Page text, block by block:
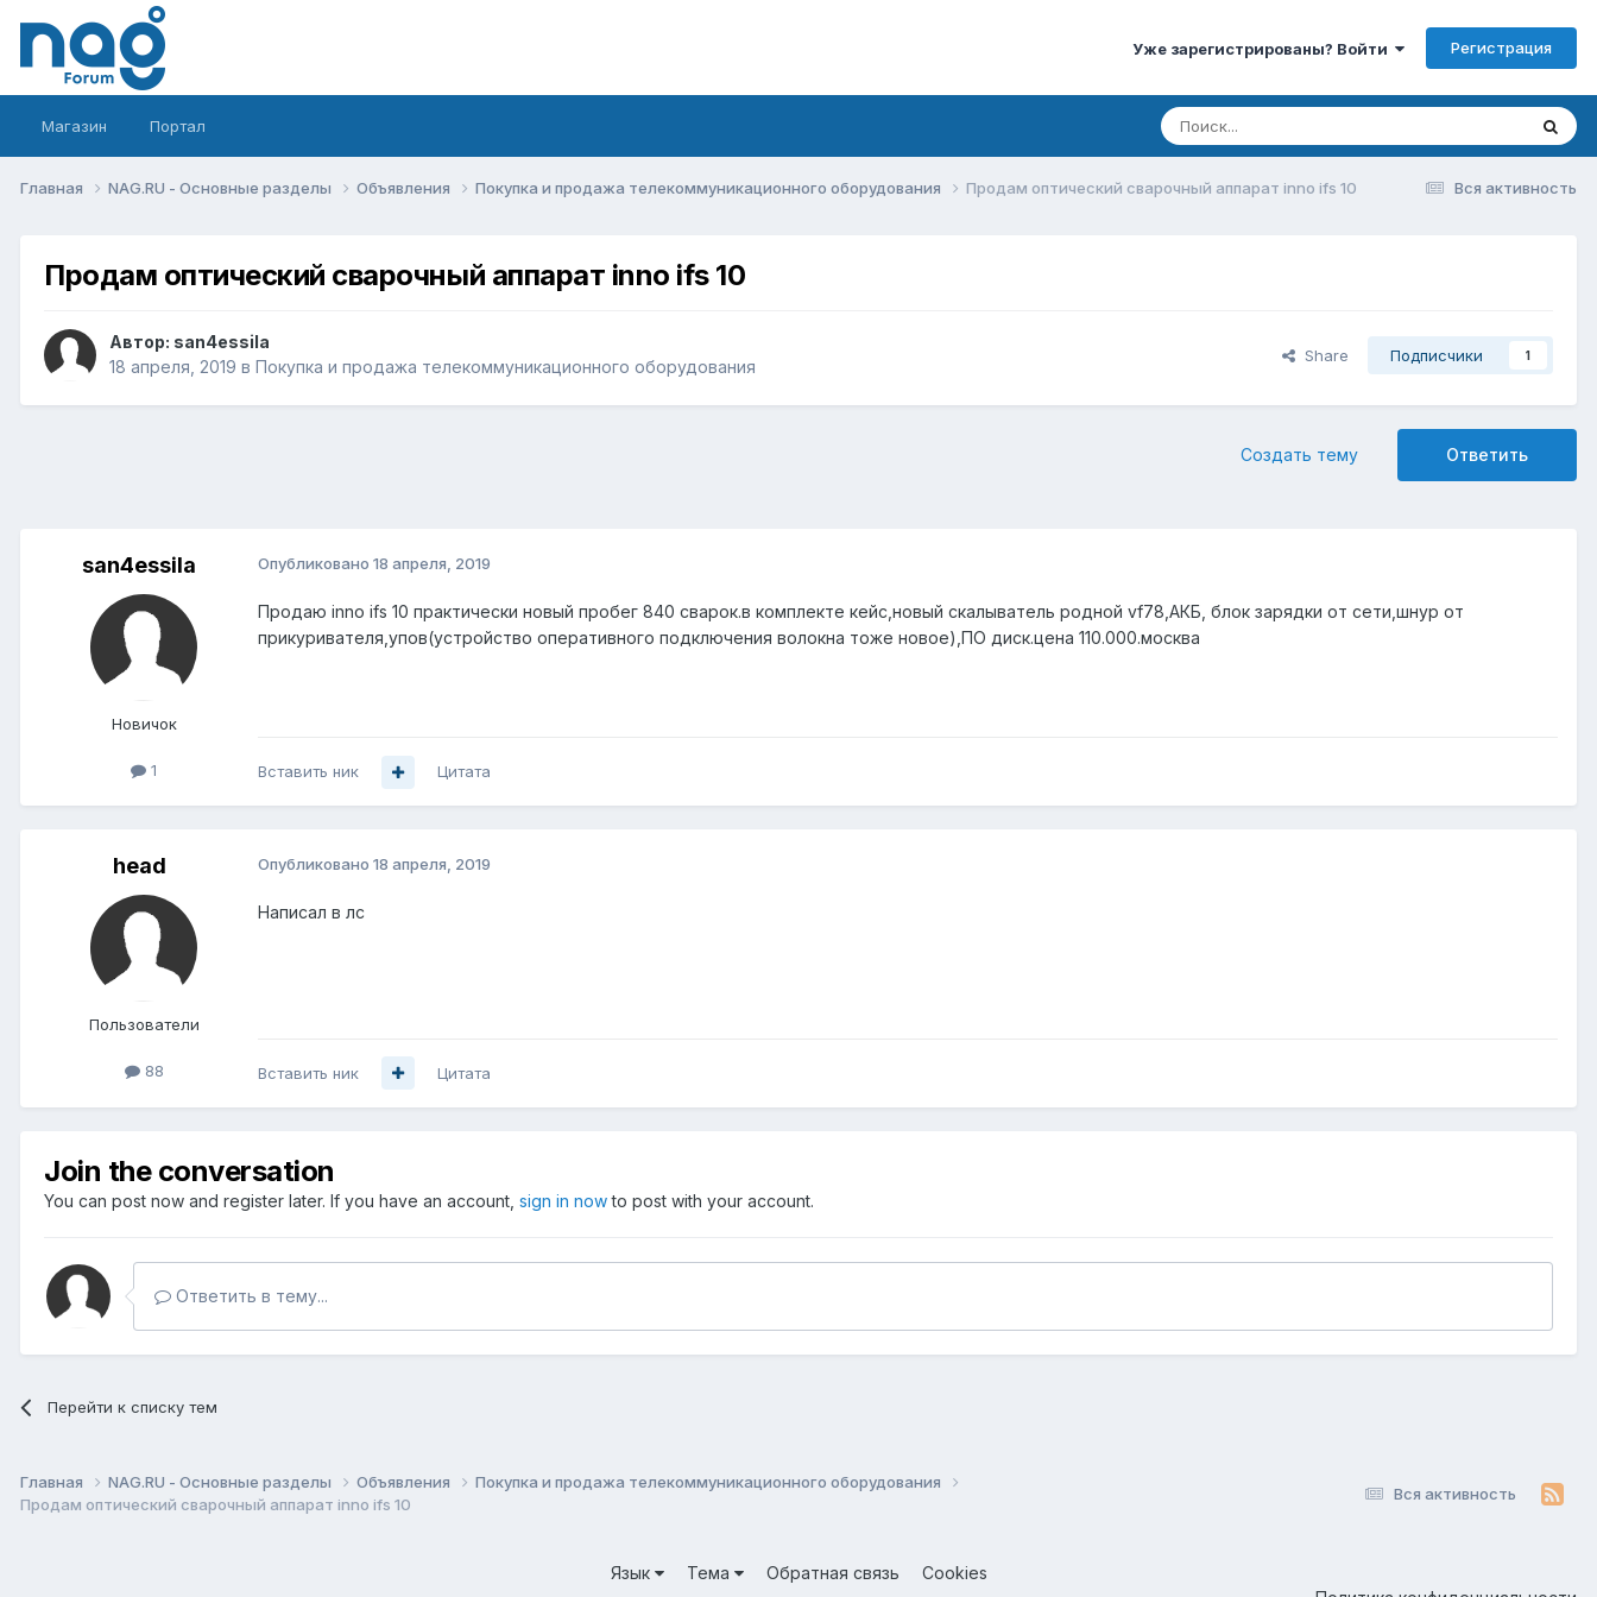
Уже зарегистрированы? Войти Регистрация
Магазин Портал
Вся активность
Главная NAG.RU - Основные разделы Объявления Покупка и продажа телекоммуникационного оборудования Продам оптический сварочный аппарат inno ifs 10
Продам оптический сварочный аппарат inno ifs 10
Автор: san4essila
18 апреля, 2019 в Покупка и продажа телекоммуникационного оборудования
Share Подписчики 1
Ответить
Создать тему
san4essila
Новичок
1
Опубликовано 18 апреля, 2019
Продаю inno ifs 10 практически новый пробег 840 сварок.в комплекте кейс,новый скалыватель родной vf78,АКБ, блок зарядки от сети,шнур от
прикуривателя,упов(устройство оперативного подключения волокна тоже новое),ПО диск.цена 110.000.москва
Вставить ник Цитата
head
Пользователи
88
Опубликовано 18 апреля, 2019
Написал в лс
Вставить ник Цитата
Join the conversation
You can post now and register later. If you have an account, sign in nowto post with your account.
Ответить в тему...
Перейти к списку тем
Вся активность
Главная NAG.RU - Основные разделы Объявления
Покупка и продажа телекоммуникационного оборудования
Продам оптический сварочный аппарат inno ifs 10
Язык Тема Обратная связь
Cookies